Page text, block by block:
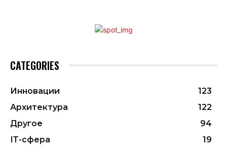
CATEGORIES
Инновации
123
Архитектура
122
Другое
94
ІТ-сфера
19